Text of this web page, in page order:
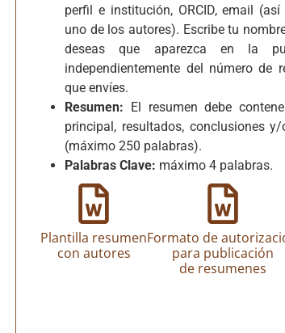
perfil e institución, ORCID, email
uno de los autores). Escribe tu
deseas que aparezca en la
independientemente del número de
que envíes.
Resumen: El resumen debe
principal, resultados, conclusiones y/
(máximo 250 palabras).
Palabras Clave: máximo 4 palabras.
Plantilla resumen
con autores
Formato de
para publicación
de resumenes